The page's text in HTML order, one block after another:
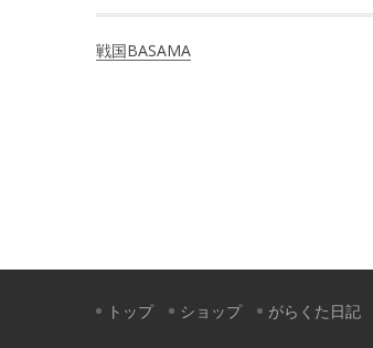
シ
ョ
戦国BASAMA
トップ ショップ がらくた日記